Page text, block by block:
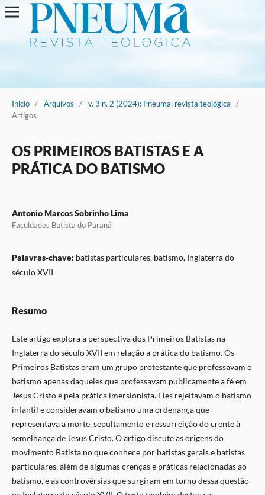
Início / Arquivos / v. 3 n. 2 (2024): Pneuma: revista teológica
/
Artigos
OS PRIMEIROS BATISTAS E A
PRÁTICA DO BATISMO
Antonio Marcos Sobrinho Lima
Faculdades Batista do Paraná
Palavras-chave: batistas particulares, batismo, Inglaterra do
século XVII
Resumo
Este artigo explora a perspectiva dos Primeiros Batistas na
Inglaterra do século XVII em relação a prática do batismo. Os
Primeiros Batistas eram um grupo protestante que professavam o
batismo apenas daqueles que professavam publicamente a fé em
Jesus Cristo e pela prática imersionista. Eles rejeitavam o batismo
infantil e consideravam o batismo uma ordenança que
representava a morte, sepultamento e ressurreição do crente à
semelhança de Jesus Cristo. O artigo discute as origens do
movimento Batista no que conhece por batistas gerais e batistas
particulares, além de algumas crenças e práticas relacionadas ao
batismo, e as controvérsias que surgiram em torno dessa questão